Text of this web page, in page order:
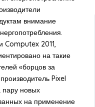
внимание
Computex 2011,
на такие
«борцов за
Pixel
пару новых
на применение